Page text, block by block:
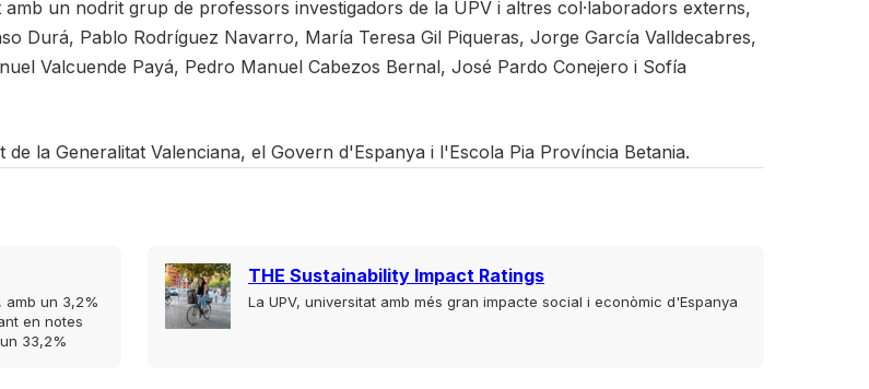
un nodrit grup de professors investigadors de la UPV i altres col·laboradors externs,
Durá, Pablo Rodríguez Navarro, María Teresa Gil Piqueras, Jorge García Valldecabres,
Valcuende Payá, Pedro Manuel Cabezos Bernal, José Pardo Conejero i Sofía
la Generalitat Valenciana, el Govern d'Espanya i l'Escola Pia Província Betania.
amb un 3,2%
en notes
33,2%
THE Sustainability Impact Ratings
La UPV, universitat amb més gran impacte social i econòmic d'Espanya